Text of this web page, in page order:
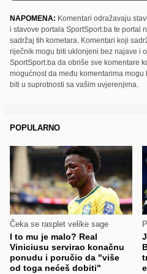
NAPOMENA: Komentari odražavaju
i stavove portala SportSport.ba te portal
sadržaj tih kometara. Komentari koji
riječnik mogu biti uklonjeni bez najave i
SportSport.ba da obriše sve komentare
mogućnost da među komentarima
biti u suprotnosti sa vašim uvjerenjima.
POPULARNO
Čeka se rasplet velike sage
I to mu je malo? Real
Viniciusu servirao konačnu
ponudu i poručio da "više
od toga nećeš dobiti"